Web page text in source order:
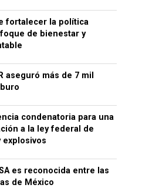
fortalecer la política
de bienestar y
aseguró más de 7 mil
condenatoria para una
a la ley federal de
explosivos
es reconocida entre las
de México